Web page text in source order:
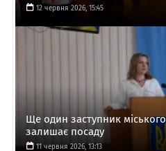
12 червня 2026, 15:45
Ще один заступник
залишає посаду
11 червня 2026, 13:13